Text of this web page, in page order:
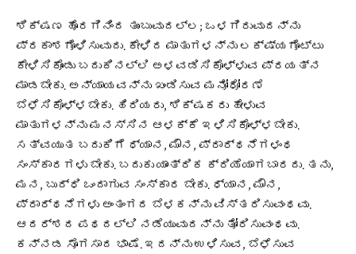
ಶಿಕ್ಷಣ ಹೊರಗಿನಿಂದ ತುಂಬುವುದಲ್ಲ; ಒಳಗಿರುವುದನ್ನು
ಪ್ರಕಾಶಗೊಳಿಸುವುದು. ಕೇಳಿದ ಮಾತುಗಳನ್ನು ಲಕ್ಷ್ಯಗೊಟ್ಟು
ಕೇಳಿಸಿಕೊಂಡು ಬದುಕಿನಲ್ಲಿ ಅಳವಡಿಸಿಕೊಳ್ಳುವ ಪ್ರಯತ್ನ
ಮಾಡಬೇಕು. ಅನ್ಯಾಯವನ್ನು ಖಂಡಿಸುವ ಮನೋಧೋರಣೆ
ಬೆಳೆಸಿಕೊಳ್ಳಬೇಕು. ಹಿರಿಯರು, ಶಿಕ್ಷಕರು ಹೇಳುವ
ಮಾತುಗಳನ್ನು ಮನಸ್ಸಿನ ಆಳಕ್ಕೆ ಇಳಿಸಿಕೊಳ್ಳಬೇಕು.
ಸತ್ವಯುತ ಬದುಕಿಗೆ ಧ್ಯಾನ, ಮೌನ, ಪ್ರಾರ್ಥನೆಗಳಂಥ
ಸಂಸ್ಕಾರಗಳು ಬೇಕು. ಬದುಕು ಯಾಂತ್ರಿಕ ಕ್ರಿಯೆಯಾಗಬಾರದು. ತನು,
ಮನ, ಬುದ್ಧಿ ಒಂದಾಗುವ ಸಂಸ್ಕಾರ ಬೇಕು. ಧ್ಯಾನ, ಮೌನ,
ಪ್ರಾರ್ಥನೆಗಳು ಅಂತಂಗದ ಬೆಳಕನ್ನು ವಿಸ್ತರಿಸುವಂಥವು.
ಆದರ್ಶದ ಪಥದಲ್ಲಿ ನಡೆಯುವುದನ್ನು ತೋರಿಸುವಂಥವು.
ಕನ್ನಡ ಸೊಗಸಾದ ಭಾಷೆ. ಇದನ್ನು ಉಳಿಸುವ, ಬೆಳೆಸುವ